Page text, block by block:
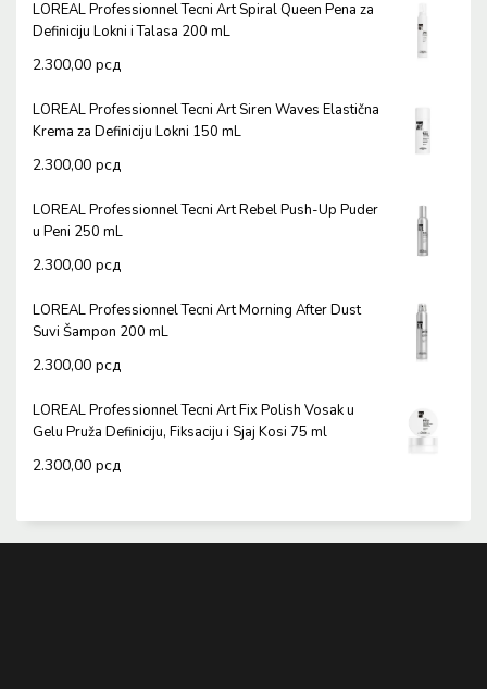
LOREAL Professionnel Tecni Art Spiral Queen Pena za
Definiciju Lokni i Talasa 200 mL
2.300,00 рсд
LOREAL Professionnel Tecni Art Siren Waves Elastična
Krema za Definiciju Lokni 150 mL
2.300,00 рсд
LOREAL Professionnel Tecni Art Rebel Push-Up Puder
u Peni 250 mL
2.300,00 рсд
LOREAL Professionnel Tecni Art Morning After Dust
Suvi Šampon 200 mL
2.300,00 рсд
LOREAL Professionnel Tecni Art Fix Polish Vosak u
Gelu Pruža Definiciju, Fiksaciju i Sjaj Kosi 75 ml
2.300,00 рсд